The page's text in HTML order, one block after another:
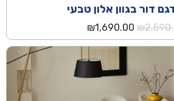
דור בגוון אלון טבעי
₪ המחיר
המקורי
היה:
₪2,590.00.
₪1,690.00
הנוכחי
הוא:
₪1,690.00.